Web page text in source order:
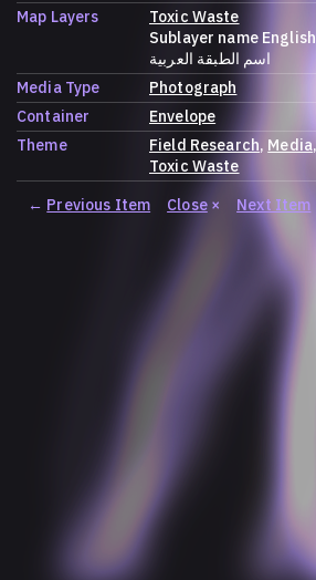
Map Layers
Toxic Waste
Sublayer name English
اسم الطبقة العربية
Media Type
Photograph
Container
Envelope
Theme
Field Research Media
Toxic Waste
← Previous Item Close× Next Item